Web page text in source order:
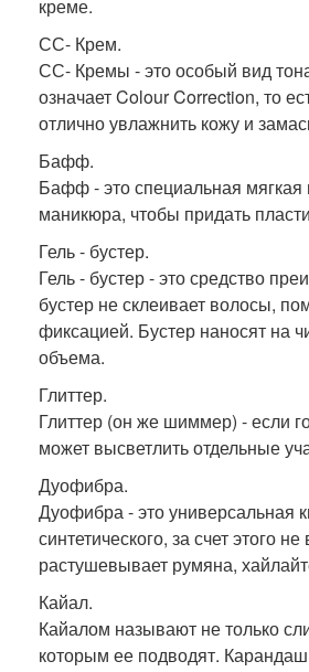
креме.
СС- Крем.
СС- Кремы - это особый вид
означает Colour Correction, то
отлично увлажнить кожу и
Бафф.
Бафф - это специальная мягкая
маникюра, чтобы придать
Гель - бустер.
Гель - бустер - это средство
бустер не склеивает волосы,
фиксацией. Бустер наносят на
объема.
Глиттер.
Глиттер (он же шиммер) - если
может высветлить отдельные
Дуофибра.
Дуофибра - это универсальная
синтетического, за счет этого
растушевывает румяна,
Кайал.
Кайалом называют не только
которым ее подводят.